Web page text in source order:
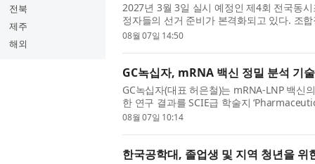
전북
제주
해외
2027년 3월 3일 실시 예정인 제4회 전국동
정자들의 선거 준비가 본격화되고 있다. 조
조직력, 공약의 현실성, 선거 공보의 ...
08월 07일 14:50
GC녹십자, mRNA 백신 정밀 분석 기
GC녹십자(대표 허은철)는 mRNA-LNP 백신
한 연구 결과를 SCIE급 학술지
플랫폼은 감염병 대유행 시 신속한 개발과...
08월 07일 10:14
한국공학대, 졸업생 및 지역 청년을 위